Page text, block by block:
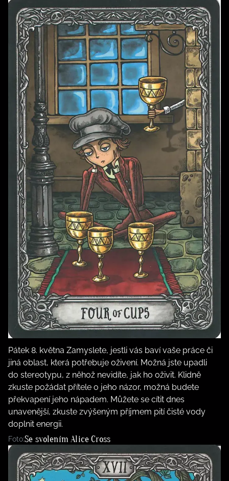
Pátek 8. května Zamyslete, jestli vás baví vaše práce či
jiná oblast, která potřebuje oživení. Možná jste upadli
do stereotypu, z něhož nevidíte, jak ho oživit. Klidně
zkuste požádat přítele o jeho názor, možná budete
překvapení jeho nápadem. Můžete se cítit dnes
unavenější, zkuste zvýšeným příjmem pití čisté vody
doplnit energii.
Foto:Se svolením Alice Cross